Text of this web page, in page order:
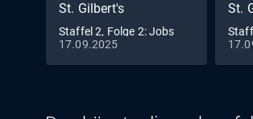
St. Gilbert's
Staffel 2, Folge 2: Jobs
& Jealousy
17.09.2025
St.
&